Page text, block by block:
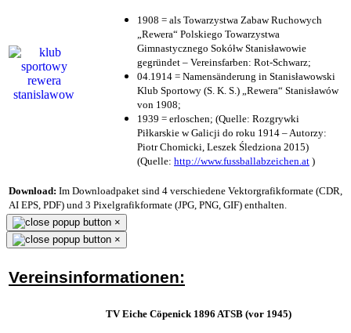
1908 = als Towarzystwa Zabaw Ruchowych
„Rewera“ Polskiego Towarzystwa
Gimnastycznego Sokółw Stanisławowie
gegründet – Vereinsfarben: Rot-Schwarz;
04.1914 = Namensänderung in Stanisławowski
Klub Sportowy (S. K. S.) „Rewera“ Stanisławów
von 1908;
1939 = erloschen; (Quelle: Rozgrywki
Piłkarskie w Galicji do roku 1914 – Autorzy:
Piotr Chomicki, Leszek Śledziona 2015)
(Quelle: http://www.fussballabzeichen.at )
Download: Im Downloadpaket sind 4 verschiedene Vektorgrafikformate (CDR,
AI EPS, PDF) und 3 Pixelgrafikformate (JPG, PNG, GIF) enthalten.
×
×
Vereinsinformationen:
TV Eiche Cöpenick 1896 ATSB (vor 1945)